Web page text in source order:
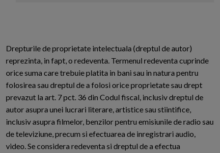
Drepturile de proprietate intelectuala (dreptul de autor)
reprezinta, in fapt, o redeventa. Termenul redeventa cuprinde
orice suma care trebuie platita in bani sau in natura pentru
folosirea sau dreptul de a folosi orice proprietate sau drept
prevazut la art. 7 pct. 36 din Codul fiscal, inclusiv dreptul de
autor asupra unei lucrari literare, artistice sau stiintifice,
inclusiv asupra filmelor, benzilor pentru emisiunile de radio sau
de televiziune, precum si efectuarea de inregistrari audio,
video. Se considera redeventa si dreptul de a efectua